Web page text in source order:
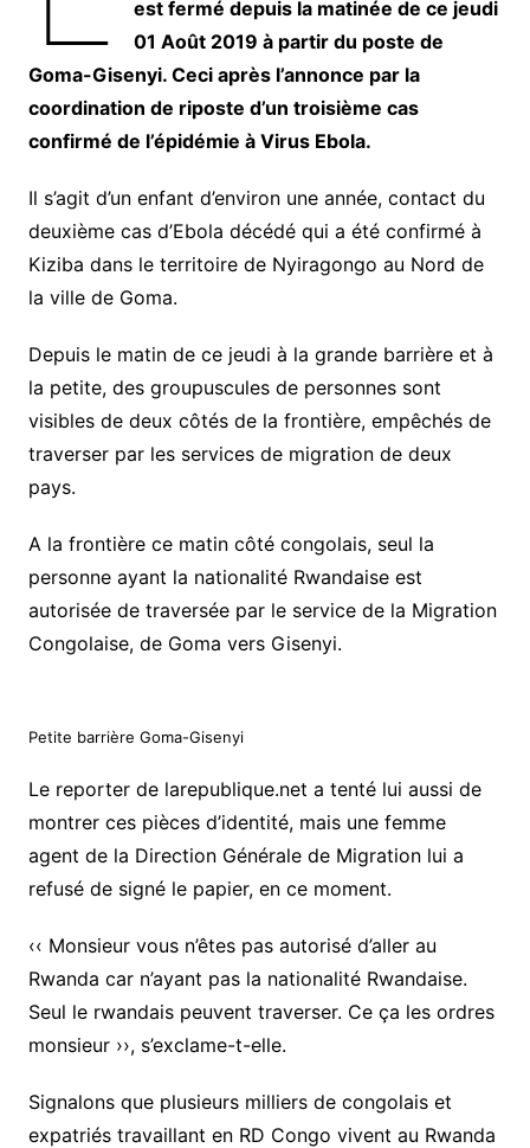
est fermé depuis la matinée de ce jeudi
01 Août 2019 à partir du poste de
Goma-Gisenyi. Ceci après l’annonce par la
coordination de riposte d’un troisième cas
confirmé de l’épidémie à Virus Ebola.
Il s’agit d’un enfant d’environ une année, contact du
deuxième cas d’Ebola décédé qui a été confirmé à
Kiziba dans le territoire de Nyiragongo au Nord de
la ville de Goma.
Depuis le matin de ce jeudi à la grande barrière et à
la petite, des groupuscules de personnes sont
visibles de deux côtés de la frontière, empêchés de
traverser par les services de migration de deux
pays.
A la frontière ce matin côté congolais, seul la
personne ayant la nationalité Rwandaise est
autorisée de traversée par le service de la Migration
Congolaise, de Goma vers Gisenyi.
Petite barrière Goma-Gisenyi
Le reporter de larepublique.net a tenté lui aussi de
montrer ces pièces d’identité, mais une femme
agent de la Direction Générale de Migration lui a
refusé de signé le papier, en ce moment.
‹‹ Monsieur vous n’êtes pas autorisé d’aller au
Rwanda car n’ayant pas la nationalité Rwandaise.
Seul le rwandais peuvent traverser. Ce ça les ordres
monsieur ››, s’exclame-t-elle.
Signalons que plusieurs milliers de congolais et
expatriés travaillant en RD Congo vivent au Rwanda